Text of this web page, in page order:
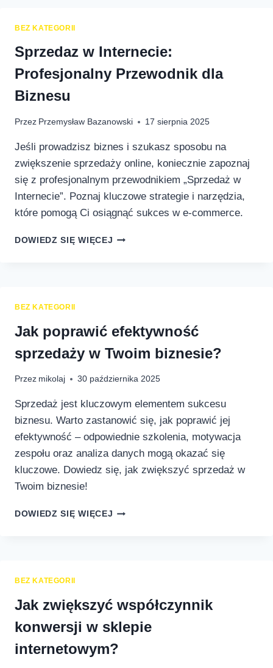
SKLEPIE
BEZ KATEGORII
Sprzedaz w Internecie:
Profesjonalny Przewodnik dla
Biznesu
Przez Przemysław Bazanowski 17 sierpnia 2025
Jeśli prowadzisz biznes i szukasz sposobu na
zwiększenie sprzedaży online, koniecznie zapoznaj
się z profesjonalnym przewodnikiem „Sprzedaż w
Internecie”. Poznaj kluczowe strategie i narzędzia,
które pomogą Ci osiągnąć sukces w e-commerce.
DOWIEDZ SIĘ WIĘCEJ SPRZEDAZ
BEZ KATEGORII
Jak poprawić efektywność
sprzedaży w Twoim biznesie?
Przez mikolaj 30 października 2025
Sprzedaż jest kluczowym elementem sukcesu
biznesu. Warto zastanowić się, jak poprawić jej
efektywność – odpowiednie szkolenia, motywacja
zespołu oraz analiza danych mogą okazać się
kluczowe. Dowiedz się, jak zwiększyć sprzedaż w
Twoim biznesie!
DOWIEDZ SIĘ WIĘCEJ JAK
BEZ KATEGORII
Jak zwiększyć współczynnik
konwersji w sklepie
internetowym?